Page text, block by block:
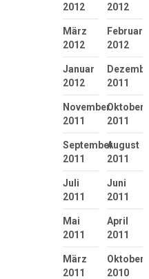
2012
2012
März
2012
Februar
2012
Januar
2012
2011
November
2011
Oktober
2011
September
2011
August
2011
Juli
2011
Juni
2011
Mai
2011
April
2011
März
2011
Oktober
2010